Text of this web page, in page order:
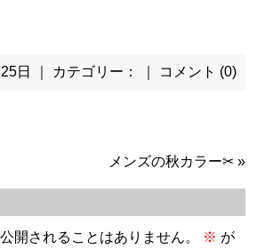
日 ｜ カテゴリー： ｜ コメント (0)
メンズの秋カラー✂»
開されることはありません。 ※ が